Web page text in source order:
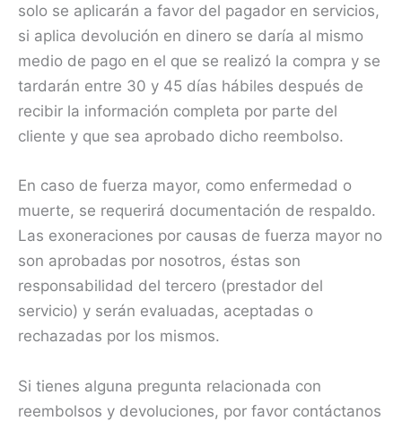
solo se aplicarán a favor del pagador en servicios,
si aplica devolución en dinero se daría al mismo
medio de pago en el que se realizó la compra y se
tardarán entre 30 y 45 días hábiles después de
recibir la información completa por parte del
cliente y que sea aprobado dicho reembolso.
En caso de fuerza mayor, como enfermedad o
muerte, se requerirá documentación de respaldo.
Las exoneraciones por causas de fuerza mayor no
son aprobadas por nosotros, éstas son
responsabilidad del tercero (prestador del
servicio) y serán evaluadas, aceptadas o
rechazadas por los mismos.
Si tienes alguna pregunta relacionada con
reembolsos y devoluciones, por favor contáctanos